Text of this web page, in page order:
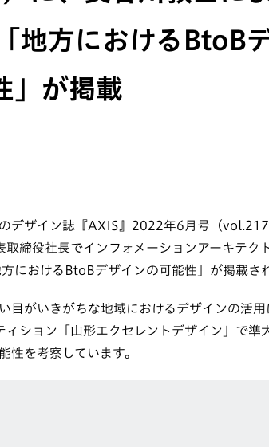
地方におけるBtoB
」が掲載
デザイン誌『AXIS』2022年6月号（vol.217
取締役社長でインフォメーションアーキテク
におけるBtoBデザインの可能性」が掲載さ
目がいきがちな地域におけるデザインの活
ィション「山形エクセレントデザイン」で準
性を考察しています。